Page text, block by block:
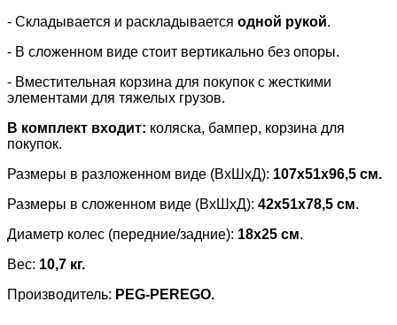
- Cкладывается и раскладывается одной рукой.
- В сложенном виде стоит вертикально без опоры.
- Вместительная корзина для покупок с жесткими
элементами для тяжелых грузов.
В комплект входит: коляска, бампер, корзина для
покупок.
Размеры в разложенном виде (ВхШхД): 107х51х96,5 см.
Размеры в сложенном виде (ВхШхД): 42х51х78,5 см.
Диаметр колес (передние/задние): 18х25 см.
Вес: 10,7 кг.
Производитель: PEG-PEREGO.